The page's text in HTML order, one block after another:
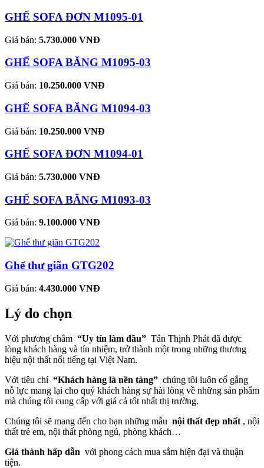
GHẾ SOFA ĐƠN M1095-01
Giá bán: 5.730.000 VNĐ
GHẾ SOFA BĂNG M1095-03
Giá bán: 10.250.000 VNĐ
GHẾ SOFA BĂNG M1094-03
Giá bán: 10.250.000 VNĐ
GHẾ SOFA ĐƠN M1094-01
Giá bán: 5.730.000 VNĐ
GHẾ SOFA BĂNG M1093-03
Giá bán: 9.100.000 VNĐ
Ghế thư giãn GTG202
Giá bán: 4.430.000 VNĐ
Lý do chọn
Với phương châm “Uy tín làm đầu” Tân Thịnh Phát đã được
lòng khách hàng và tín nhiệm, trở thành một trong những thương
hiệu nội thất nổi tiếng tại Việt Nam.
Với tiêu chí “Khách hàng là nền tảng” chúng tôi luôn cố gắng
nỗ lực mang lại cho quý khách hàng sự hài lòng về những sản phẩm
mà chúng tôi cung cấp với giá cả tốt nhất thị trường.
Chúng tôi sẽ mang đến cho bạn những mẫu nội thất đẹp nhất , nội
thất trẻ em, nội thất phòng ngủ, phòng khách…
Giá thành hấp dẫn với phong cách mua sắm hiện đại và thuận
tiện.